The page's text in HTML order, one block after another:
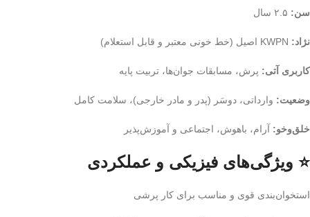
سن:
نژاد:
کاربری آتی: پرش، مسابقات جوان‌ها، تربیت پایه
وضعیت: وارداتی، دوسَر (پدر و مادر خارجی)، سلامت کامل
خلق‌وخو: آرام، باهوش، اجتماعی و آموزش‌پذیر
⭐ ویژگی‌های فیزیکی و عملکردی
استخوان‌بندی قوی و مناسب برای کار پرشی